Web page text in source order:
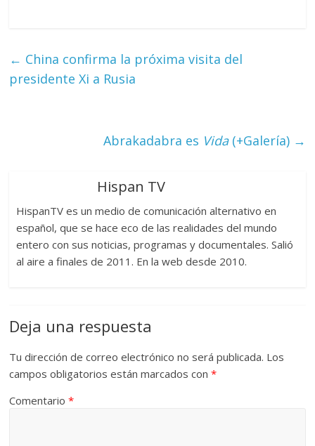
← China confirma la próxima visita del
presidente Xi a Rusia
Abrakadabra es Vida(+Galería) →
Hispan TV
HispanTV es un medio de comunicación alternativo en
español, que se hace eco de las realidades del mundo
entero con sus noticias, programas y documentales. Salió
al aire a finales de 2011. En la web desde 2010.
Deja una respuesta
Tu dirección de correo electrónico no será publicada. Los
campos obligatorios están marcados con*
Comentario*